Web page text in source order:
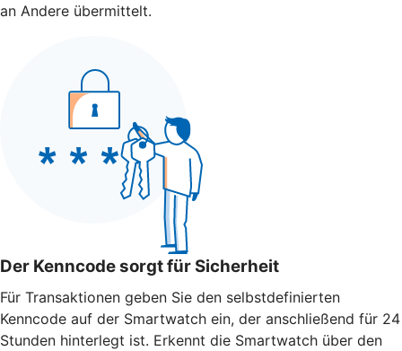
an Andere übermittelt.
Der Kenncode sorgt für Sicherheit
Für Transaktionen geben Sie den selbstdefinierten
Kenncode auf der Smartwatch ein, der anschließend für 24
Stunden hinterlegt ist. Erkennt die Smartwatch über den